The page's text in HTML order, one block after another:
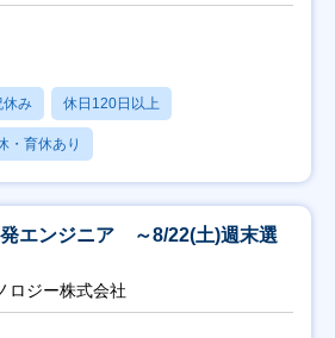
休み 休日120日以上
・育休あり
発エンジニア ～8/22(土)週末選
ロジー株式会社